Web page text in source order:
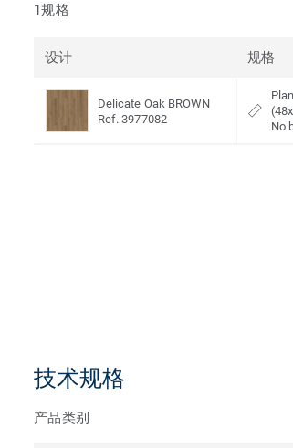
1规格
设计 规格
Delicate Oak BROWN
Ref. 3977082
No
技术规格
产品类别